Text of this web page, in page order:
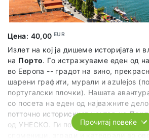
Цена: 40,00EUR
Излет на кој ја дишеме историјата и
на Порто. Го истражуваме еден од
во Европа -- градот на вино,
шарени графити, мурали и azulejos
португалски плочки). Нашата
со посета на еден од најважните
потточно историскиот центар на
од УНЕСКО. Ги посетуваме некои од
Прочитај повеќе